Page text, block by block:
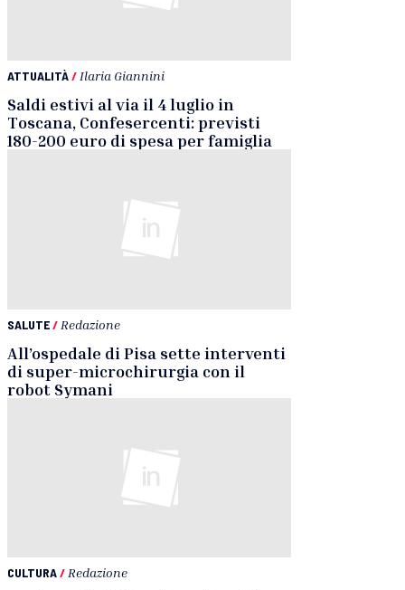
ATTUALITÀ/ Ilaria Giannini
Saldi estivi al via il 4 luglio in
Toscana, Confesercenti: previsti
180-200 euro di spesa per famiglia
SALUTE/ Redazione
All’ospedale di Pisa sette interventi
di super-microchirurgia con il
robot Symani
CULTURA/ Redazione